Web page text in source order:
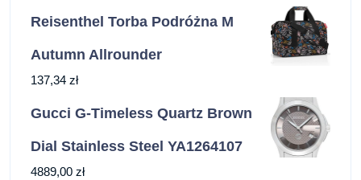
Reisenthel Torba Podróżna M
Autumn Allrounder
137,34 zł
Gucci G-Timeless Quartz Brown
Dial Stainless Steel YA1264107
4889,00 zł